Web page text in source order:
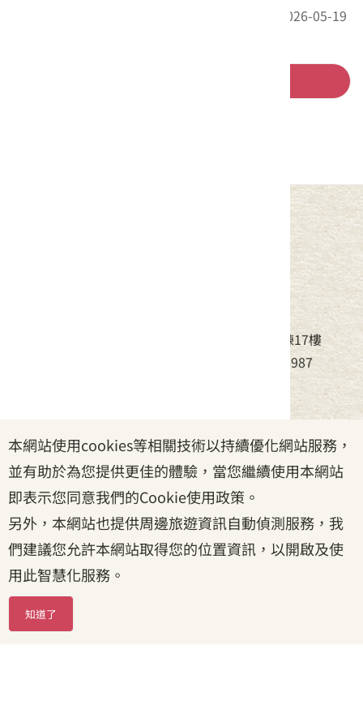
本網站使用cookies等相關技術以持續優化網站服務，
並有助於為您提供更佳的體驗，當您繼續使用本網站
即表示您同意我們的Cookie使用政策。
另外，本網站也提供周邊旅遊資訊自動偵測服務，我
們建議您允許本網站取得您的位置資訊，以開啟及使
用此智慧化服務。
知道了
最後更新日期：2026-05-19
地址：24220新北市新莊區中平路439號北棟17樓
電話：(02)8995-6988，傳真：(02)8995-6987
政府網站資料開放宣告|資訊安全宣告|隱私權宣告
|客家委員會|客服信箱